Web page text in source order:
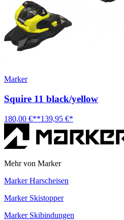
Marker
Squire 11 black/yellow
180,00 €**139,95 €*
Mehr von Marker
Marker Harscheisen
Marker Skistopper
Marker Skibindungen